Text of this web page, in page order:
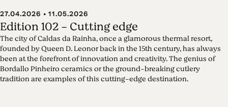
people, welcoming visitors with genuine
hospitality, warm hugs and lavish tables. But there
are more reasons to love Portugal. And its inspiring
soul.
続きを読む
27.04.2026 • 11.05.2026
Edition 102 - Cutting edge
The city of Caldas da Rainha, once a glamorous thermal resort,
founded by Queen D. Leonor back in the 15th century, has always
been at the forefront of innovation and creativity. The genius of
Bordallo Pinheiro ceramics or the ground-breaking cutlery
tradition are examples of this cutting-edge destination.